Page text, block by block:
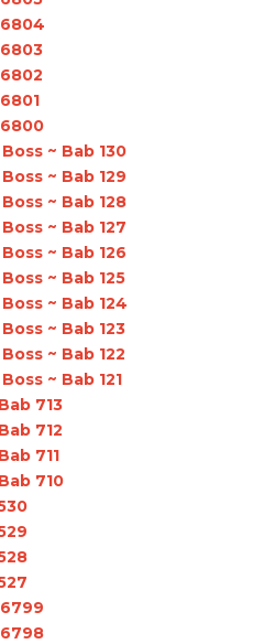
~ Bab 130
~ Bab 129
~ Bab 128
~ Bab 127
~ Bab 126
~ Bab 125
~ Bab 124
~ Bab 123
~ Bab 122
~ Bab 121
713
712
711
710